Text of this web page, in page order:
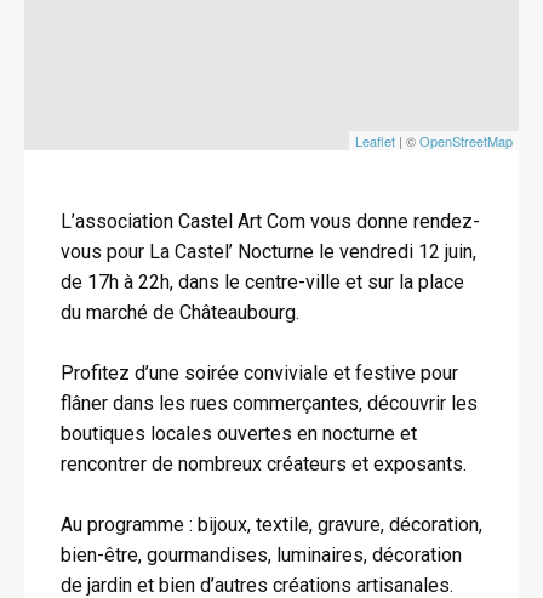
Leaflet | ©OpenStreetMap
L’association Castel Art Com vous donne rendez-
vous pour La Castel’ Nocturne le vendredi 12 juin,
de 17h à 22h, dans le centre-ville et sur la place
du marché de Châteaubourg.
Profitez d’une soirée conviviale et festive pour
flâner dans les rues commerçantes, découvrir les
boutiques locales ouvertes en nocturne et
rencontrer de nombreux créateurs et exposants.
Au programme : bijoux, textile, gravure, décoration,
bien-être, gourmandises, luminaires, décoration
de jardin et bien d’autres créations artisanales.